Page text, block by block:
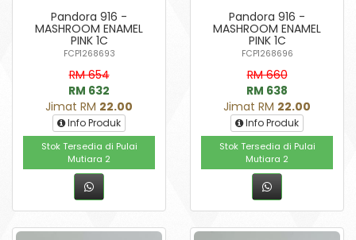
Pandora 916 -
MASHROOM ENAMEL
PINK 1C
FCP1268693
RM 654
RM 632
Jimat RM 22.00
Info Produk
Stok Tersedia di Pulai
Mutiara 2
Pandora 916 -
MASHROOM ENAMEL
PINK 1C
FCP1268696
RM 660
RM 638
Jimat RM 22.00
Info Produk
Stok Tersedia di Pulai
Mutiara 2